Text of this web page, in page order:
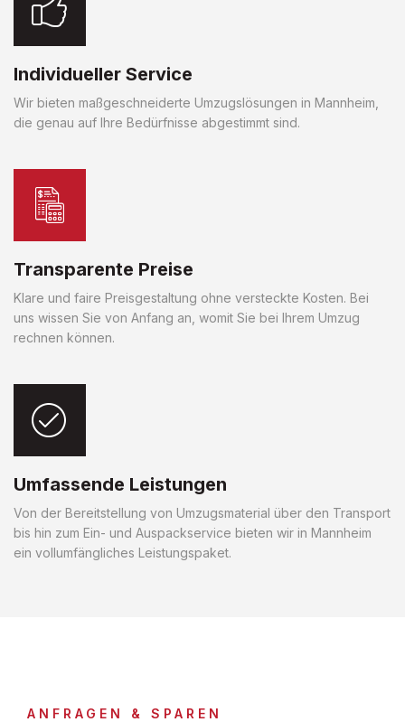
Individueller Service
Wir bieten maßgeschneiderte Umzugslösungen in Mannheim,
die genau auf Ihre Bedürfnisse abgestimmt sind.
Transparente Preise
Klare und faire Preisgestaltung ohne versteckte Kosten. Bei
uns wissen Sie von Anfang an, womit Sie bei Ihrem Umzug
rechnen können.
Umfassende Leistungen
Von der Bereitstellung von Umzugsmaterial über den Transport
bis hin zum Ein- und Auspackservice bieten wir in Mannheim
ein vollumfängliches Leistungspaket.
ANFRAGEN & SPAREN